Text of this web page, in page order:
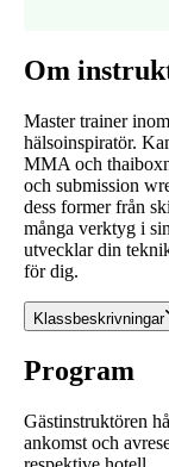
Om
Master trainer
hälsoinspiratör.
MMA och
och submission
dess former från
många verktyg i
utvecklar din
för dig.
Klassbeskrivningar
Program
Gästinstruktören
ankomst och